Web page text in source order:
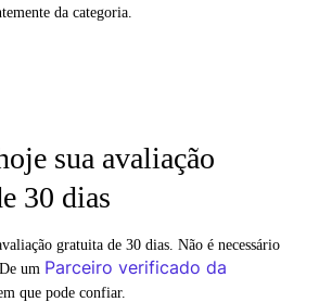
da categoria.
sua avaliação
30 dias
gratuita de 30 dias. Não é necessário
um Parceiro verificado da
que pode confiar.